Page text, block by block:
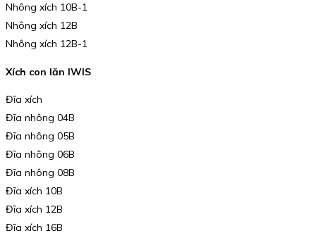
Nhông xích 10B-1
Nhông xích 12B
Nhông xích 12B-1
Xích con lăn IWIS
Đĩa xích
Đĩa nhông 04B
Đĩa nhông 05B
Đĩa nhông 06B
Đĩa nhông 08B
Đĩa xích 10B
Đĩa xích 12B
Đĩa xích 16B